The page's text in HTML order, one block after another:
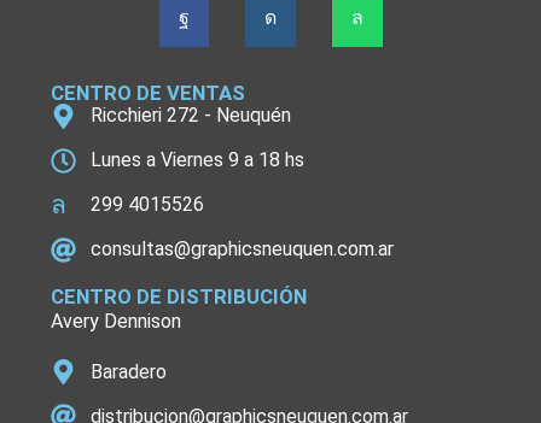
CENTRO DE VENTAS
Ricchieri 272 - Neuquén
Lunes a Viernes 9 a 18 hs
299 4015526
consultas@graphicsneuquen.com.ar
CENTRO DE DISTRIBUCIÓN
Avery Dennison
Baradero
distribucion@graphicsneuquen.com.ar